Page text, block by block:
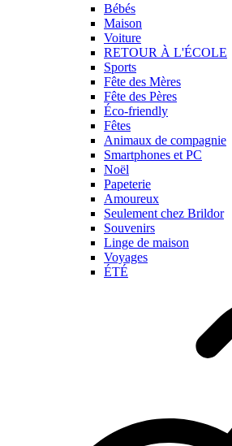
Bébés
Maison
Voiture
RETOUR À L'ÉCOLE
Sports
Fête des Mères
Fête des Pères
Éco-friendly
Fêtes
Animaux de compagnie
Smartphones et PC
Noël
Papeterie
Amoureux
Seulement chez Brildor
Souvenirs
Linge de maison
Voyages
ÉTÉ